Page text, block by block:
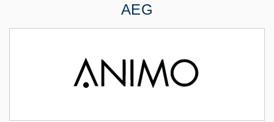
AEG